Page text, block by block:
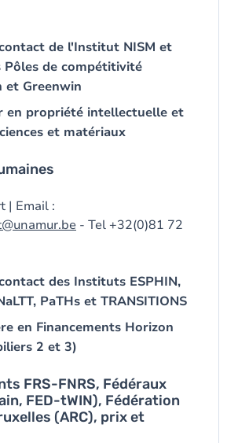
de l'Institut NISM et
Pôles de compétitivité
et Greenwin
en propriété intellectuelle et
et matériaux
| Email :
- Tel +32(0)81 72
des Instituts ESPHIN,
PaTHs et TRANSITIONS
en Financements Horizon
2 et 3)
FRS-FNRS, Fédéraux
FED-tWIN), Fédération
(ARC), prix et